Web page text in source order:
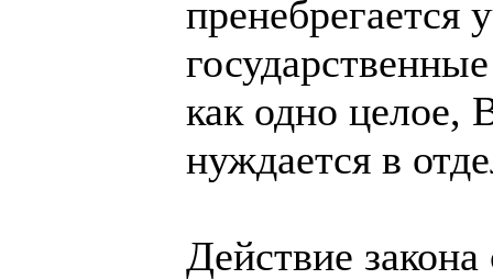
пренебрегается
как одно целое,
нуждается в
Действие